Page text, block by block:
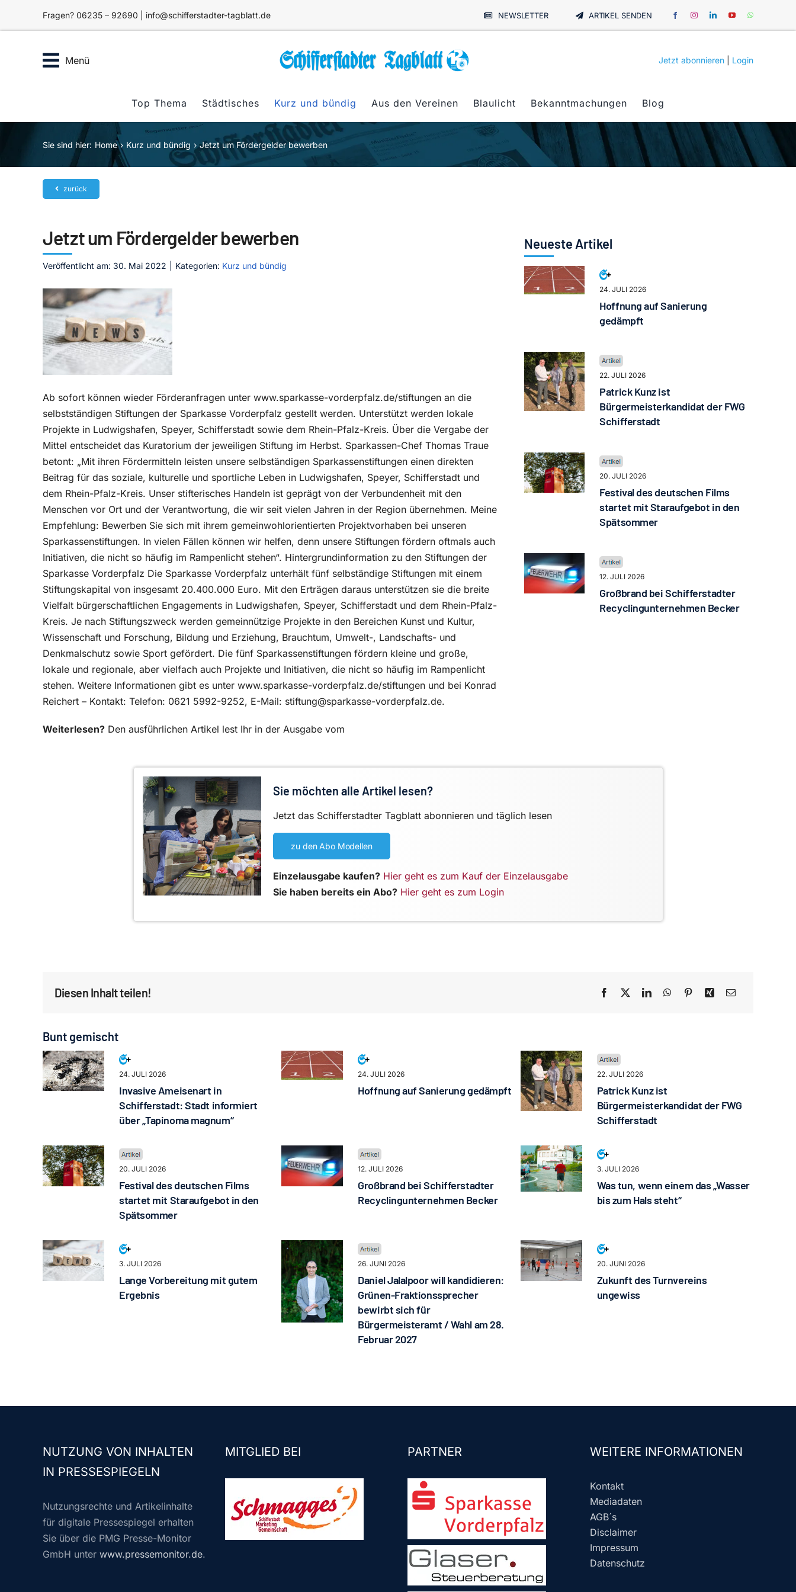
Fragen? 06235 – 92690 | info@schifferstadter-tagblatt.de NEWSLETTER ARTIKEL SENDEN
Menü Jetzt abonnieren Login
Top Thema Städtisches Kurz und bündig Aus den Vereinen Blaulicht Bekanntmachungen Blog
Sie sind hier: Home Kurz und bündig Jetzt um Fördergelder bewerben
zurück
Jetzt um Fördergelder bewerben
Veröffentlicht am: 30. Mai 2022 Kategorien: Kurz und bündig
Ab sofort können wieder Förderanfragen unter www.sparkasse-vorderpfalz.de/stiftungen an die
selbstständigen Stiftungen der Sparkasse Vorderpfalz gestellt werden. Unterstützt werden lokale
Projekte in Ludwigshafen, Speyer, Schifferstadt sowie dem Rhein-Pfalz-Kreis. Über die Vergabe der
Mittel entscheidet das Kuratorium der jeweiligen Stiftung im Herbst. Sparkassen-Chef Thomas Traue
betont: „Mit ihren Fördermitteln leisten unsere selbständigen Sparkassenstiftungen einen direkten
Beitrag für das soziale, kulturelle und sportliche Leben in Ludwigshafen, Speyer, Schifferstadt und
dem Rhein-Pfalz-Kreis. Unser stifterisches Handeln ist geprägt von der Verbundenheit mit den
Menschen vor Ort und der Verantwortung, die wir seit vielen Jahren in der Region übernehmen. Meine
Empfehlung: Bewerben Sie sich mit ihrem gemeinwohlorientierten Projektvorhaben bei unseren
Sparkassenstiftungen. In vielen Fällen können wir helfen, denn unsere Stiftungen fördern oftmals auch
Initiativen, die nicht so häufig im Rampenlicht stehen“. Hintergrundinformation zu den Stiftungen der
Sparkasse Vorderpfalz Die Sparkasse Vorderpfalz unterhält fünf selbständige Stiftungen mit einem
Stiftungskapital von insgesamt 20.400.000 Euro. Mit den Erträgen daraus unterstützen sie die breite
Vielfalt bürgerschaftlichen Engagements in Ludwigshafen, Speyer, Schifferstadt und dem Rhein-Pfalz-
Kreis. Je nach Stiftungszweck werden gemeinnützige Projekte in den Bereichen Kunst und Kultur,
Wissenschaft und Forschung, Bildung und Erziehung, Brauchtum, Umwelt-, Landschafts- und
Denkmalschutz sowie Sport gefördert. Die fünf Sparkassenstiftungen fördern kleine und große,
lokale und regionale, aber vielfach auch Projekte und Initiativen, die nicht so häufig im Rampenlicht
stehen. Weitere Informationen gibt es unter www.sparkasse-vorderpfalz.de/stiftungen und bei Konrad
Reichert – Kontakt: Telefon: 0621 5992-9252, E-Mail: stiftung@sparkasse-vorderpfalz.de.
Weiterlesen? Den ausführlichen Artikel lest Ihr in der Ausgabe vom
Neueste Artikel
24. JULI 2026
Hoffnung auf Sanierung
gedämpft
22. JULI 2026
Patrick Kunz ist
Bürgermeisterkandidat der FWG
Schifferstadt
20. JULI 2026
Festival des deutschen Films
startet mit Staraufgebot in den
Spätsommer
12. JULI 2026
Großbrand bei Schifferstadter
Recyclingunternehmen Becker
Sie möchten alle Artikel lesen?
Jetzt das Schifferstadter Tagblatt abonnieren und täglich lesen
zu den Abo Modellen
Einzelausgabe kaufen? Hier geht es zum Kauf der Einzelausgabe
Sie haben bereits ein Abo? Hier geht es zum Login
Diesen Inhalt teilen!
Bunt gemischt
24. JULI 2026
Invasive Ameisenart in
Schifferstadt: Stadt informiert
über „Tapinoma magnum“
24. JULI 2026
Hoffnung auf Sanierung gedämpft
22. JULI 2026
Patrick Kunz ist
Bürgermeisterkandidat der FWG
Schifferstadt
20. JULI 2026
Festival des deutschen Films
startet mit Staraufgebot in den
Spätsommer
12. JULI 2026
Großbrand bei Schifferstadter
Recyclingunternehmen Becker
3. JULI 2026
Was tun, wenn einem das „Wasser
bis zum Hals steht“
3. JULI 2026
Lange Vorbereitung mit gutem
Ergebnis
26. JUNI 2026
Daniel Jalalpoor will kandidieren:
Grünen-Fraktionssprecher
bewirbt sich für
Bürgermeisteramt / Wahl am 28.
Februar 2027
20. JUNI 2026
Zukunft des Turnvereins
ungewiss
NUTZUNG VON INHALTEN
IN PRESSESPIEGELN
Nutzungsrechte und Artikelinhalte
für digitale Pressespiegel erhalten
Sie über die PMG Presse-Monitor
GmbH unter www.pressemonitor.de.
MITGLIED BEI PARTNER WEITERE INFORMATIONEN
Kontakt
Mediadaten
AGB´s
Disclaimer
Impressum
Datenschutz